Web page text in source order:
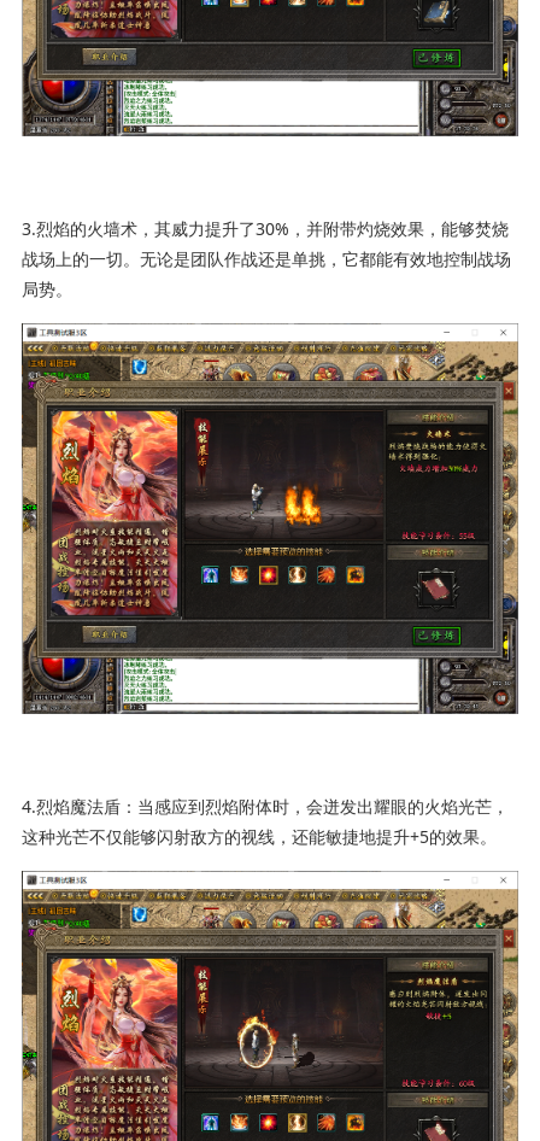
3.烈焰的火墙术，其威力提升了30%，并附带灼烧效果，能够焚烧
战场上的一切。无论是团队作战还是单挑，它都能有效地控制战场
局势。
4.烈焰魔法盾：当感应到烈焰附体时，会迸发出耀眼的火焰光芒，
这种光芒不仅能够闪射敌方的视线，还能敏捷地提升+5的效果。